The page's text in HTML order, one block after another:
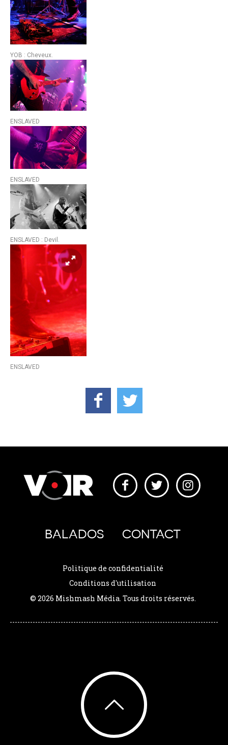
YOB : Cheveux.
ENSLAVED
ENSLAVED
ENSLAVED : Devil.
ENSLAVED
BALADOS CONTACT
Politique de confidentialité
Conditions d'utilisation
© 2026 Mishmash Média. Tous droits réservés.